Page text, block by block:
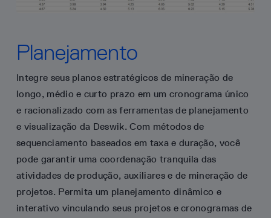
Planejamento
Integre seus planos estratégicos de mineração de
longo, médio e curto prazo em um cronograma único
e racionalizado com as ferramentas de planejamento
e visualização da Deswik. Com métodos de
sequenciamento baseados em taxa e duração, você
pode garantir uma coordenação tranquila das
atividades de produção, auxiliares e de mineração de
projetos. Permita um planejamento dinâmico e
interativo vinculando seus projetos e cronogramas de